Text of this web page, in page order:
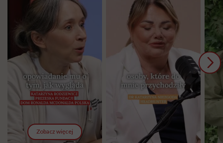
Zobacz więcej